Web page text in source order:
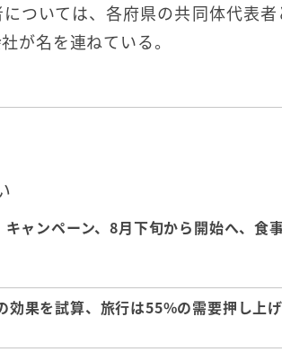
ついては、各府県の共同体代表
が名を連ねている。
ャンペーン、8月下旬から開始へ、食
効果を試算、旅行は55%の需要押し上